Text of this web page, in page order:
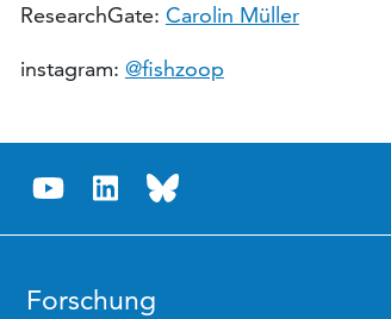
ResearchGate: Carolin Müller
instagram: @fishzoop
Forschung